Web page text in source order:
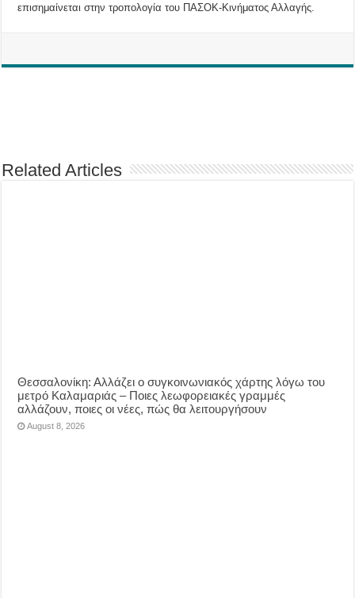
επισημαίνεται στην τροπολογία του ΠΑΣΟΚ-Κινήματος Αλλαγής.
Related Articles
Θεσσαλονίκη: Αλλάζει ο συγκοινωνιακός χάρτης λόγω του
μετρό Καλαμαριάς – Ποιες λεωφορειακές γραμμές
αλλάζουν, ποιες οι νέες, πώς θα λειτουργήσουν
August 8, 2026